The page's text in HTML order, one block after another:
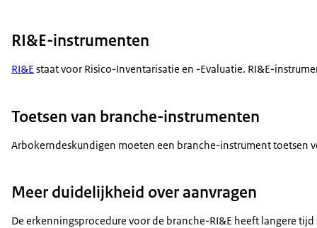
RI&E-instrumenten
RI&E staat voor Risico-Inventarisatie en -Evaluatie. RI&E-
Toetsen van branche-instrumenten
Arbokerndeskundigen moeten een branche-instrument toetsen
Meer duidelijkheid over aanvragen
De erkenningsprocedure voor de branche-RI&E heeft langere